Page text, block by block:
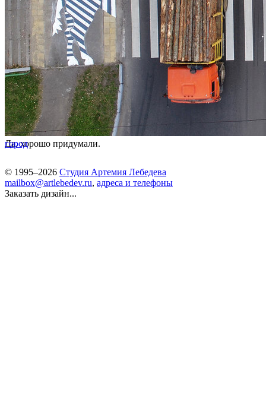
Да, хорошо придумали.
город
© 1995–2026 Студия Артемия Лебедева
mailbox@artlebedev.ru, адреса и телефоны
Заказать дизайн...